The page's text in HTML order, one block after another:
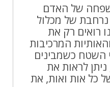
של האדם
נרחבת של מכלול
רואים רק את
המרכיבות
השטח כשמבינים
לראות את
כל אות ואות, את